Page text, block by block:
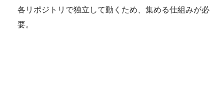
各リポジトリで独立して動くため、集める仕組みが必
要。